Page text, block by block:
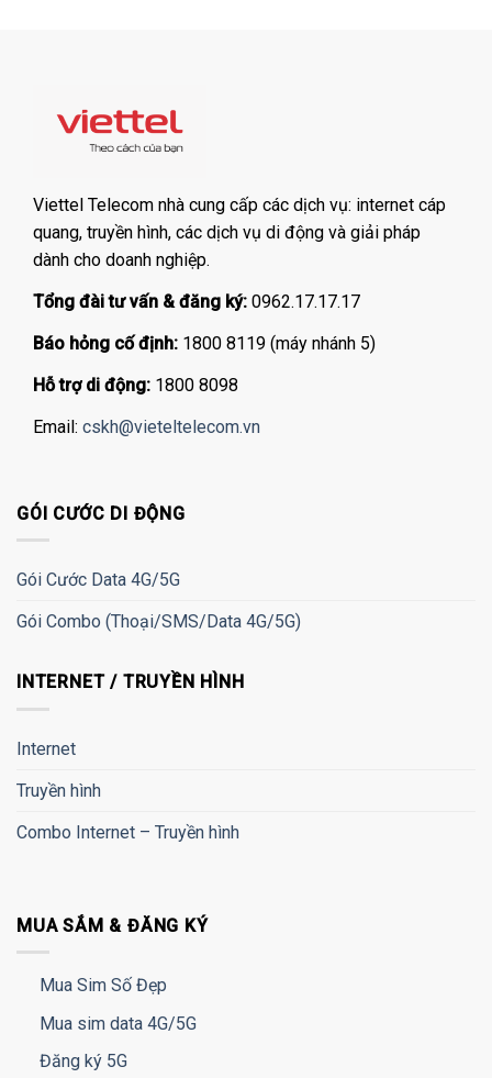
Viettel Telecom nhà cung cấp các dịch vụ: internet cáp
quang, truyền hình, các dịch vụ di động và giải pháp
dành cho doanh nghiệp.
Tổng đài tư vấn & đăng ký: 0962.17.17.17
Báo hỏng cố định: 1800 8119 (máy nhánh 5)
Hỗ trợ di động: 1800 8098
Email: cskh@vieteltelecom.vn
GÓI CƯỚC DI ĐỘNG
Gói Cước Data 4G/5G
Gói Combo (Thoại/SMS/Data 4G/5G)
INTERNET / TRUYỀN HÌNH
Internet
Truyền hình
Combo Internet – Truyền hình
MUA SẮM & ĐĂNG KÝ
Mua Sim Số Đẹp
Mua sim data 4G/5G
Đăng ký 5G